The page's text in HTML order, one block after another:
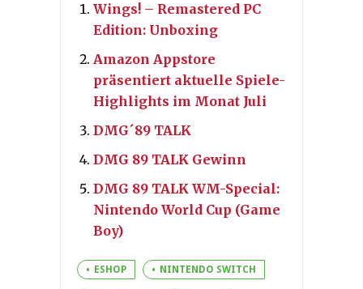
Wings! – Remastered PC
Edition: Unboxing
Amazon Appstore
präsentiert aktuelle Spiele-
Highlights im Monat Juli
DMG´89 TALK
DMG 89 TALK Gewinn
DMG 89 TALK WM-Special:
Nintendo World Cup (Game
Boy)
ESHOP NINTENDO SWITCH